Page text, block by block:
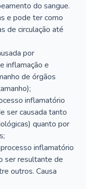
do sangue.
e pode ter como
de circulação até
por
inflamação e
de órgãos
inflamatório
ser causada tanto
quanto por
inflamatório
ser resultante de
outros. Causa